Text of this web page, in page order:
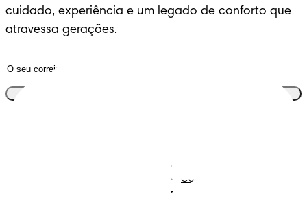
cuidado, experiência e um legado de conforto que
atravessa gerações.
Contacta-nos